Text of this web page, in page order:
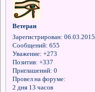
Ветеран
Зарегистрирован: 06.03.2015
Сообщений: 655
Уважение: +273
Позитив: +337
Приглашений: 0
Провел на форуме:
2 дня 13 часов